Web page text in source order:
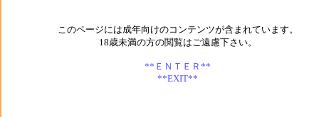
このページには成年向けのコンテンツが含まれています。
18歳未満の方の閲覧はご遠慮下さい。
**ＥＮＴＥＲ**
**EXIT**